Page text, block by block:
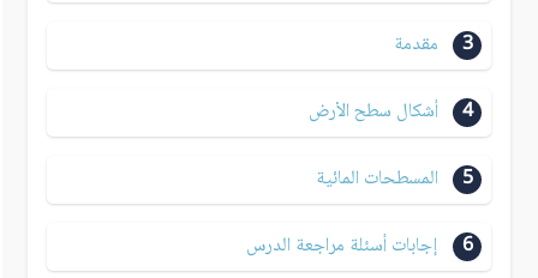
3 مقدمة
4 أشكال سطح الأرض
5 المسطحات المائية
6 إجابات أسئلة مراجعة الدرس